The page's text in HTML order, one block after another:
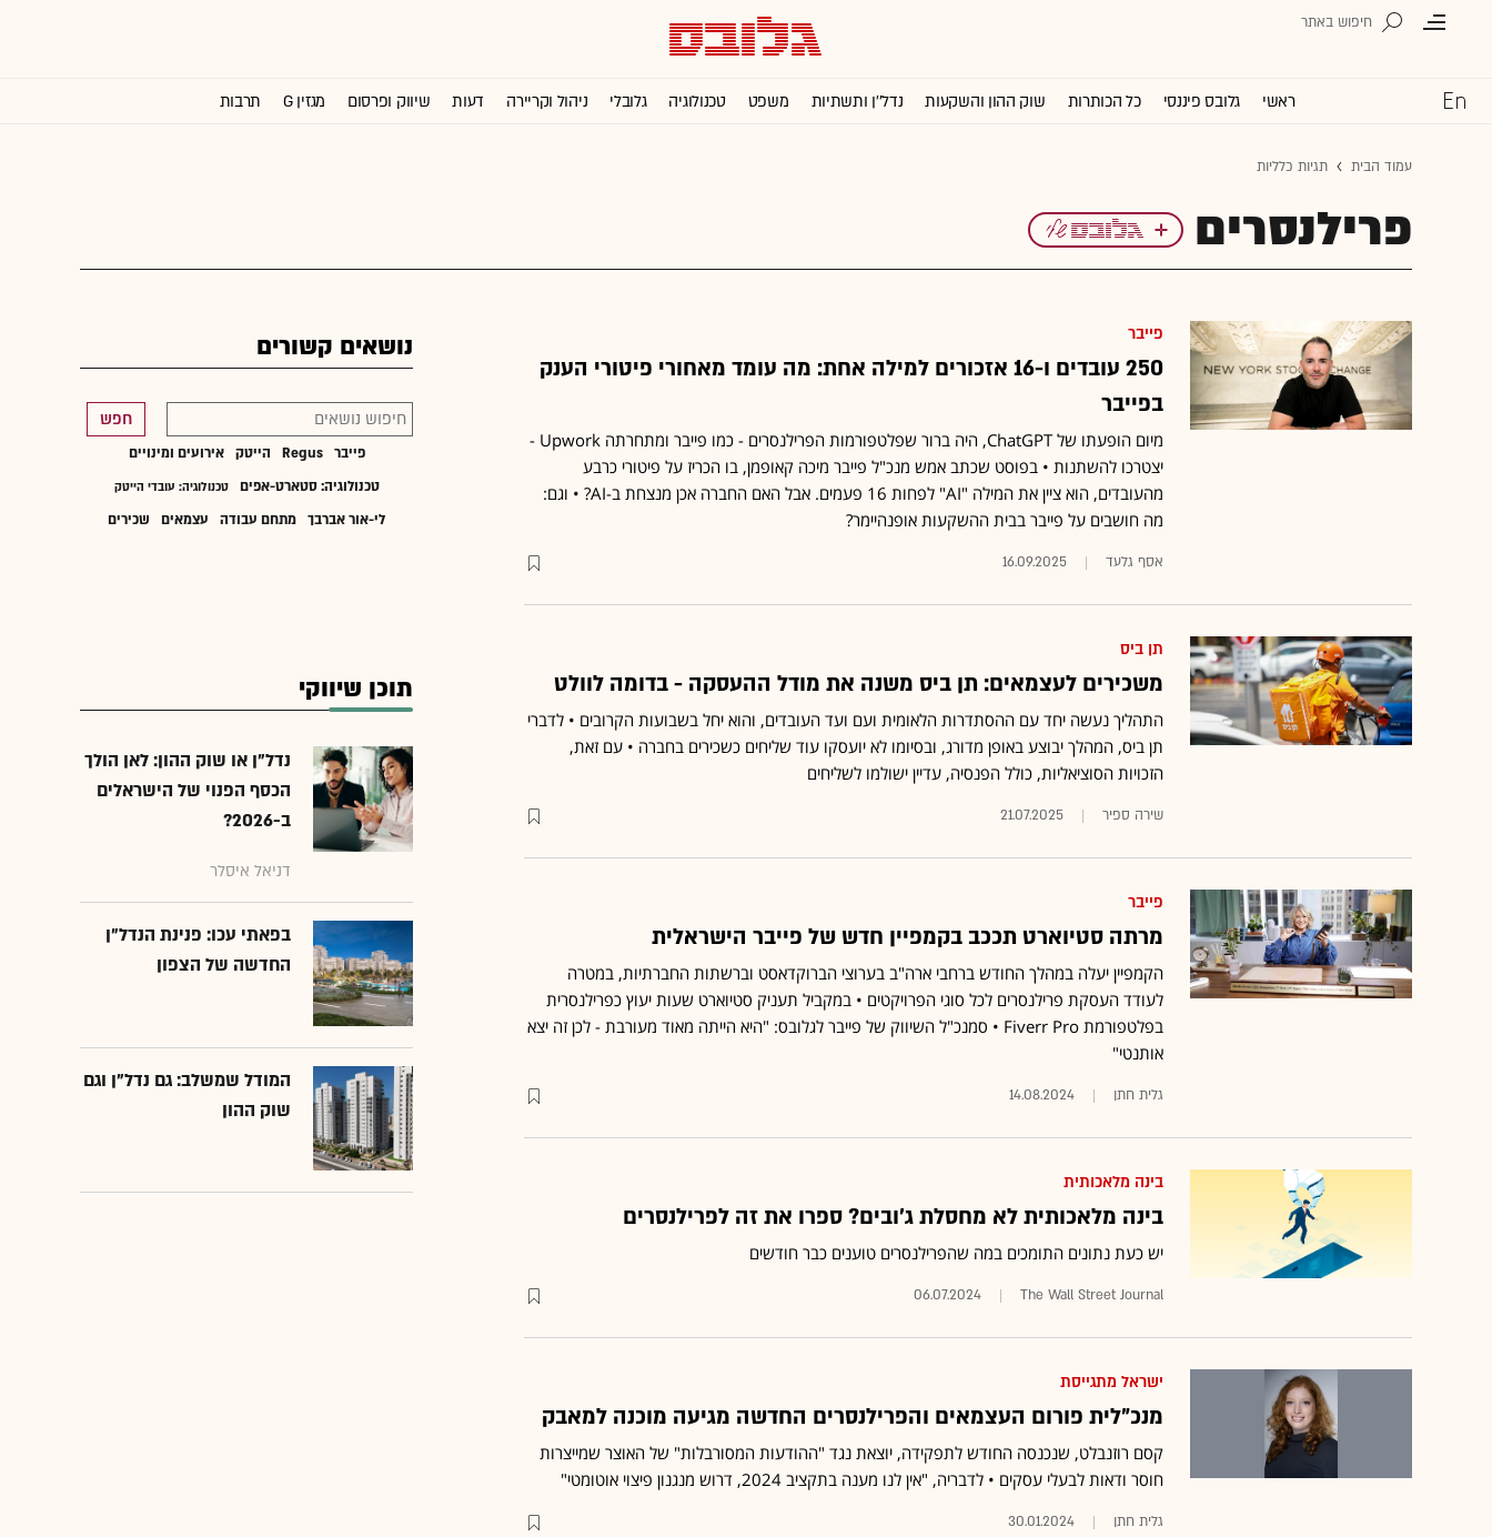
ראשי גלובס פיננסי כל הכותרות שוק ההון והשקעות נדל''ן ותשתיות משפט טכנולוגיה גלובלי ניהול וקריירה דעות שיווק ופרסום מגזין G תרבות
עמוד הבית תגיות כלליות
פרילנסרים
פייבר
250 עובדים ו-16 אזכורים למילה אחת: מה עומד מאחורי פיטורי הענק
בפייבר
מיום הופעתו של ChatGPT, היה ברור שפלטפורמות הפרילנסרים - כמו פייבר ומתחרתה Upwork -
יצטרכו להשתנות • בפוסט שכתב אמש מנכ"ל פייבר מיכה קאופמן, בו הכריז על פיטורי כרבע
מהעובדים, הוא ציין את המילה "AI" לפחות 16 פעמים. אבל האם החברה אכן מנצחת ב-AI? • וגם:
מה חושבים על פייבר בבית ההשקעות אופנהיימר?
אסף גלעד 16.09.2025
תן ביס
משכירים לעצמאים: תן ביס משנה את מודל ההעסקה - בדומה לוולט
התהליך נעשה יחד עם ההסתדרות הלאומית ועם ועד העובדים, והוא יחל בשבועות הקרובים • לדברי
תן ביס, המהלך יבוצע באופן מדורג, ובסיומו לא יועסקו עוד שליחים כשכירים בחברה • עם זאת,
הזכויות הסוציאליות, כולל הפנסיה, עדיין ישולמו לשליחים
שירה ספיר 21.07.2025
פייבר
מרתה סטיוארט תככב בקמפיין חדש של פייבר הישראלית
הקמפיין יעלה במהלך החודש ברחבי ארה"ב בערוצי הברוקדאסט וברשתות החברתיות, במטרה
לעודד העסקת פרילנסרים לכל סוגי הפרויקטים • במקביל תעניק סטיוארט שעות יעוץ כפרילנסרית
בפלטפורמת Fiverr Pro • סמנכ"ל השיווק של פייבר לגלובס: "היא הייתה מאוד מעורבת - לכן זה יצא
אותנטי"
גלית חתן 14.08.2024
בינה מלאכותית
בינה מלאכותית לא מחסלת ג'ובים? ספרו את זה לפרילנסרים
יש כעת נתונים התומכים במה שהפרילנסרים טוענים כבר חודשים
The Wall Street Journal
06.07.2024
ישראל מתגייסת
מנכ"לית פורום העצמאים והפרילנסרים החדשה מגיעה מוכנה למאבק
קסם רוזנבלט, שנכנסה החודש לתפקידה, יוצאת נגד "ההודעות המסורבלות" של האוצר שמייצרות
חוסר ודאות לבעלי עסקים • לדבריה, "אין לנו מענה בתקציב 2024, דרוש מנגנון פיצוי אוטומטי"
גלית חתן 30.01.2024
נושאים קשורים
חפש
פייבר Regus הייטק
אירועים ומינויים
טכנולוגיה: סטארט-אפים
טכנולוגיה: עובדי הייטק
לי-אור אברבך מתחם עבודה עצמאים שכירים
תוכן שיווקי
נדל"ן או שוק ההון: לאן הולך
הכסף הפנוי של הישראלים
ב-2026?
דניאל איסלר
בפאתי עכו: פנינת הנדל"ן
החדשה של הצפון
המודל שמשלב: גם נדל"ן וגם
שוק ההון